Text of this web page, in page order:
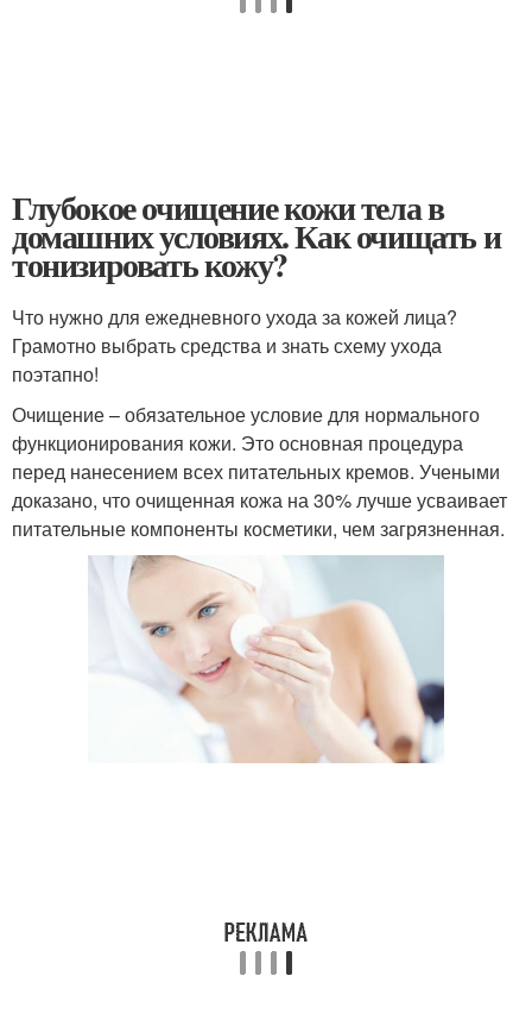
Глубокое очищение кожи тела в
домашних условиях. Как очищать и
тонизировать кожу?
Что нужно для ежедневного ухода за кожей лица?
Грамотно выбрать средства и знать схему ухода
поэтапно!
Очищение – обязательное условие для нормального
функционирования кожи. Это основная процедура
перед нанесением всех питательных кремов. Учеными
доказано, что очищенная кожа на 30% лучше усваивает
питательные компоненты косметики, чем загрязненная.